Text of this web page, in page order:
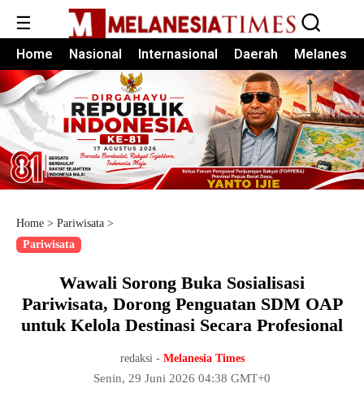
☰
Home Nasional Internasional Daerah Melanesia
Home > Pariwisata >
Pariwisata
Wawali Sorong Buka Sosialisasi
Pariwisata, Dorong Penguatan SDM OAP
untuk Kelola Destinasi Secara Profesional
redaksi - Melanesia Times
Senin, 29 Juni 2026 04:38 GMT+0